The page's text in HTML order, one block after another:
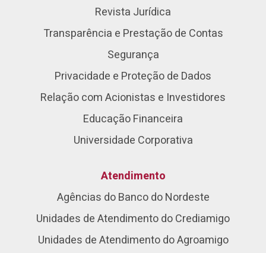
Revista Jurídica
Transparência e Prestação de Contas
Segurança
Privacidade e Proteção de Dados
Relação com Acionistas e Investidores
Educação Financeira
Universidade Corporativa
Atendimento
Agências do Banco do Nordeste
Unidades de Atendimento do Crediamigo
Unidades de Atendimento do Agroamigo